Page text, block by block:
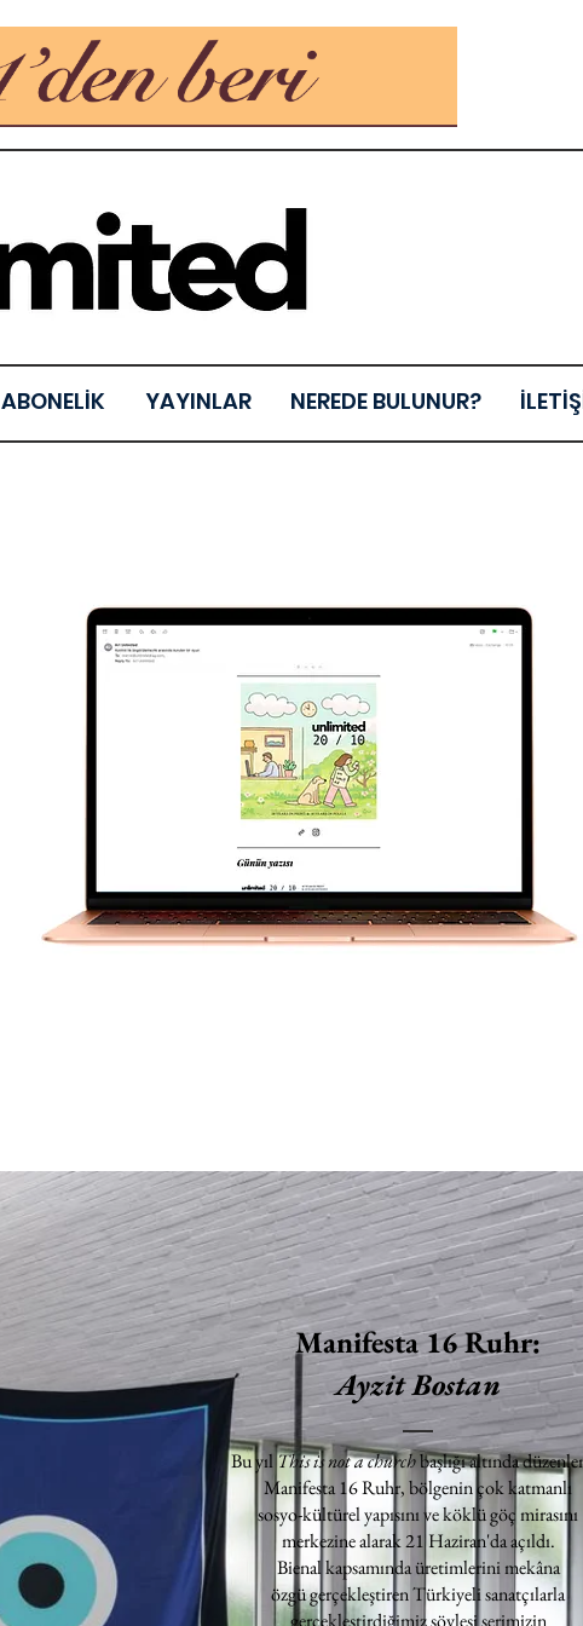
ABONELİK YAYINLAR NEREDE BULUNUR?
Manifesta 16 Ruhr:
Ayzit Bostan
Bu yılThis is not a churchbaşlığı altında
Manifesta 16 Ruhr, bölgenin çok katmanlı
sosyo-kültürel yapısını ve köklü göç mirasını
merkezine alarak 21 Haziran'da açıldı.
Bienal kapsamında üretimlerini mekâna
özgü gerçekleştiren Türkiyeli sanatçılarla
gerçekleştirdiğimiz söyleşi serimizin